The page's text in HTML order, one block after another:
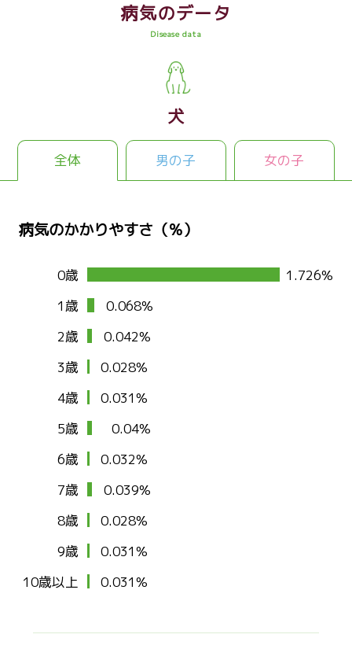
病気のデータ
Disease data
犬
全体 男の子 女の子
病気のかかりやすさ（％）
0歳
1.726%
1歳
0.068%
2歳
0.042%
3歳
0.028%
4歳
0.031%
5歳
0.04%
6歳
0.032%
7歳
0.039%
8歳
0.028%
9歳
0.031%
10歳以上
0.031%